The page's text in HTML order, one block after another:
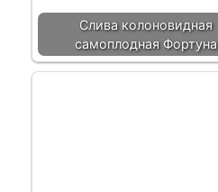
Слива колоновидная
самоплодная Фортуна